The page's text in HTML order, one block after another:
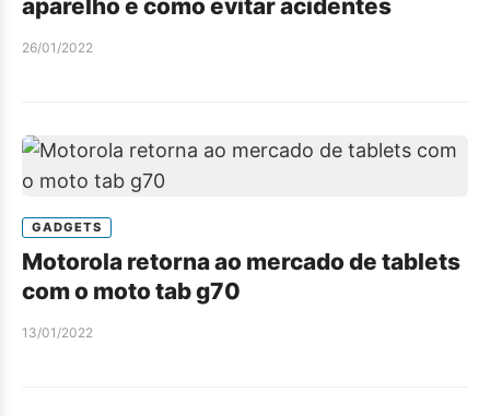
aparelho e como evitar acidentes
26/01/2022
GADGETS
Motorola retorna ao mercado de tablets
com o moto tab g70
13/01/2022